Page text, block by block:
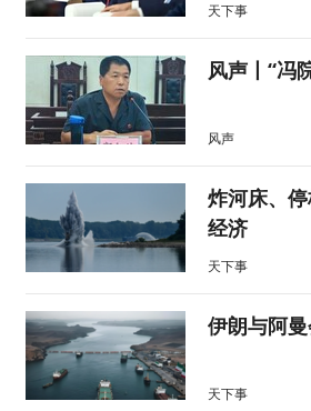
天下事
风声丨“冯
风声
炸河床、
经济
天下事
伊朗与阿
天下事